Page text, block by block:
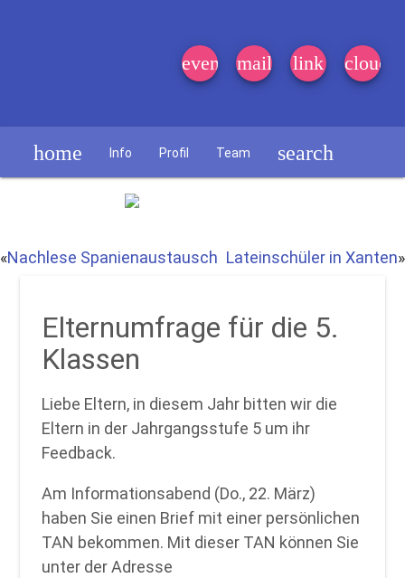
event_note
mail link cloud
home Info Profil Team search
«Nachlese Spanienaustausch Lateinschüler in Xanten»
Elternumfrage für die 5.
Klassen
Liebe Eltern, in diesem Jahr bitten wir die
Eltern in der Jahrgangsstufe 5 um ihr
Feedback.
Am Informationsabend (Do., 22. März)
haben Sie einen Brief mit einer persönlichen
TAN bekommen. Mit dieser TAN können Sie
unter der Adresse